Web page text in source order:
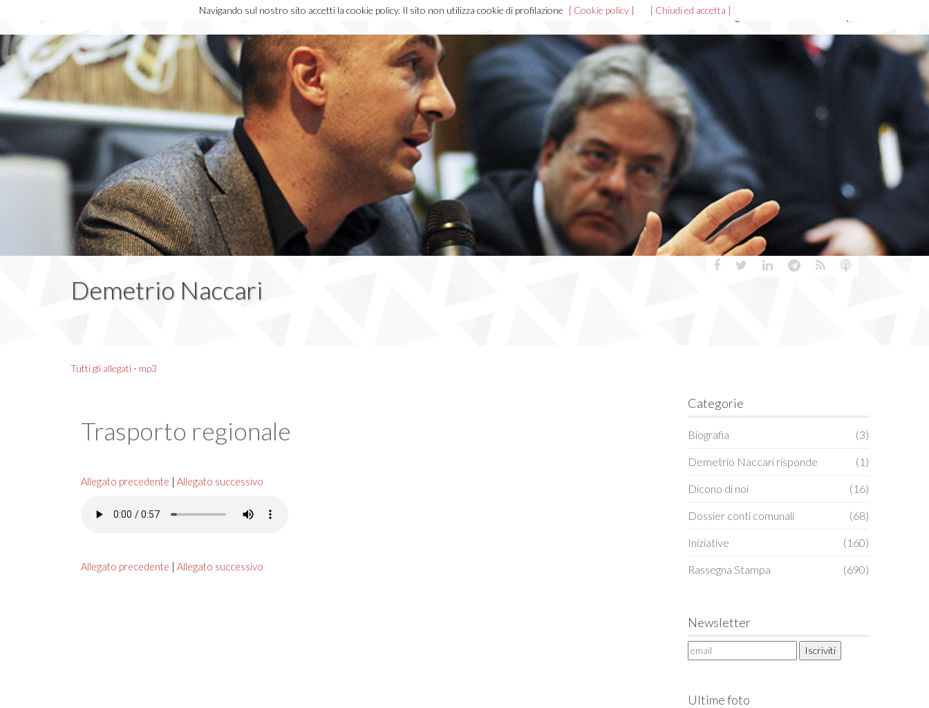
Home Chi sono News ed eventi Allegati
Demetrio Naccari
Tutti gli allegati- mp3
Trasporto regionale
Allegato precedente | Allegato successivo
Allegato precedente | Allegato successivo
Categorie
Biografia (3)
Demetrio Naccari risponde (1)
Dicono di noi (16)
Dossier conti comunali (68)
Iniziative (160)
Rassegna Stampa (690)
Newsletter
Ultime foto
Navigando sul nostro sito accetti la cookie policy. Il sito non utilizza cookie di profilazione [ Cookie policy ] [ Chiudi ed accetta ]